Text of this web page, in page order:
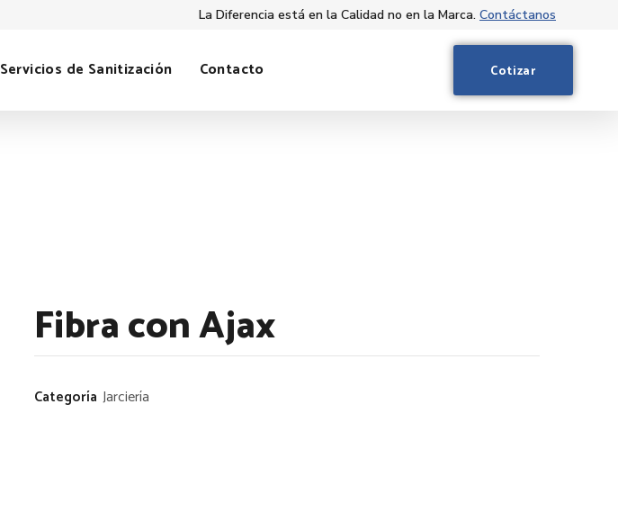
La Diferencia está en la Calidad no en la Marca. Contáctanos
Servicios de Sanitización Contacto Cotizar
Fibra con Ajax
Categoría Jarciería